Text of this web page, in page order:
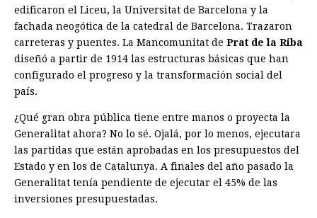
edificaron el Liceu, la Universitat de Barcelona y la
fachada neogótica de la catedral de Barcelona. Trazaron
carreteras y puentes. La Mancomunitat de Prat de la Riba
diseñó a partir de 1914 las estructuras básicas que han
configurado el progreso y la transformación social del
país.
¿Qué gran obra pública tiene entre manos o proyecta la
Generalitat ahora? No lo sé. Ojalá, por lo menos, ejecutara
las partidas que están aprobadas en los presupuestos del
Estado y en los de Catalunya. A finales del año pasado la
Generalitat tenía pendiente de ejecutar el 45% de las
inversiones presupuestadas.